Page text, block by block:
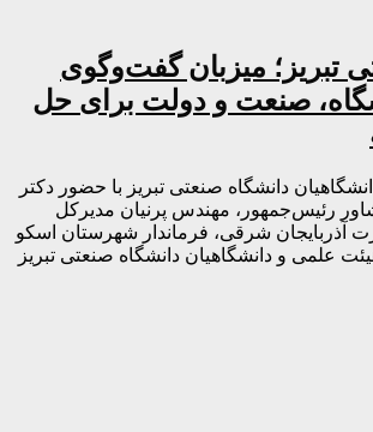
تبریز؛ میزبان گفت‌وگوی
صنعت و دولت برای حل
دانشگاه صنعتی تبریز با حضور دکتر
رئیس‌جمهور، مهندس پرنیان مدیرکل
آذربایجان شرقی، فرماندار شهرستان اسکو
علمی و دانشگاهیان دانشگاه صنعتی تبریز